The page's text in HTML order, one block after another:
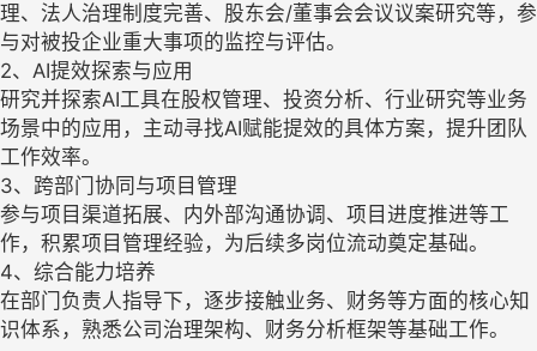
理、法人治理制度完善、股东会/董事会会议议案研究等，参
与对被投企业重大事项的监控与评估。
2、AI提效探索与应用
研究并探索AI工具在股权管理、投资分析、行业研究等业务
场景中的应用，主动寻找AI赋能提效的具体方案，提升团队
工作效率。
3、跨部门协同与项目管理
参与项目渠道拓展、内外部沟通协调、项目进度推进等工
作，积累项目管理经验，为后续多岗位流动奠定基础。
4、综合能力培养
在部门负责人指导下，逐步接触业务、财务等方面的核心知
识体系，熟悉公司治理架构、财务分析框架等基础工作。